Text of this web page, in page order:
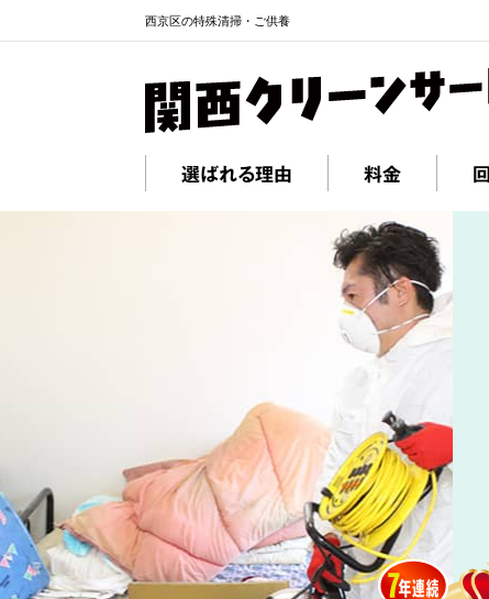
西京区の特殊清掃・ご供養
選ばれる理由 料金